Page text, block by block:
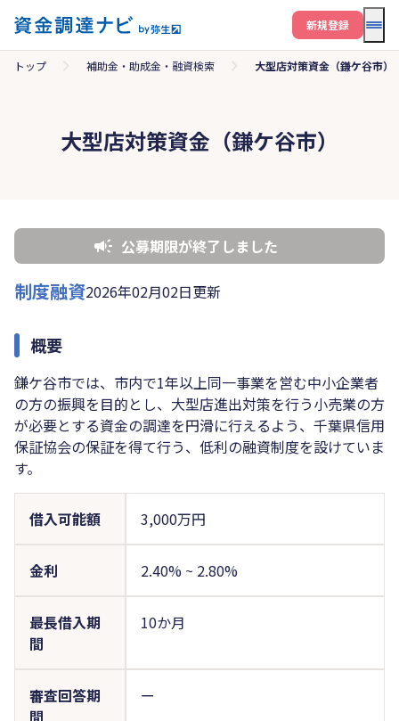
メ
新規登録
トップ 補助金・助成金・融資検索 大型店対策資金（鎌ケ谷市）
大型店対策資金（鎌ケ谷市）
公募期限が終了しました
制度融資2026年02月02日更新
概要
鎌ケ谷市では、市内で1年以上同一事業を営む中小企業者
の方の振興を目的とし、大型店進出対策を行う小売業の方
が必要とする資金の調達を円滑に行えるよう、千葉県信用
保証協会の保証を得て行う、低利の融資制度を設けていま
す。
借入可能額 3,000万円
金利 2.40% ~ 2.80%
最長借入期
間
10か月
審査回答期
間
ー